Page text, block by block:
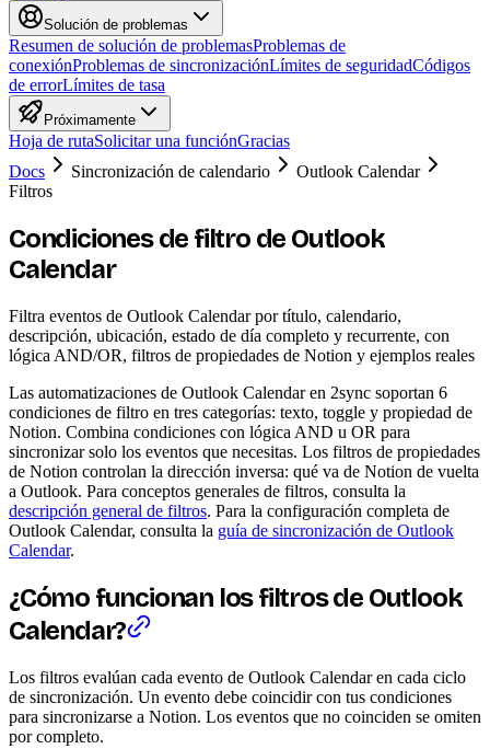
Solución de problemas
Resumen de solución de problemasProblemas de
conexiónProblemas de sincronizaciónLímites de seguridadCódigos
de errorLímites de tasa
Próximamente
Hoja de rutaSolicitar una funciónGracias
Docs
Sincronización de calendario
Outlook Calendar
Filtros
Condiciones de filtro de Outlook
Calendar
Filtra eventos de Outlook Calendar por título, calendario,
descripción, ubicación, estado de día completo y recurrente, con
lógica AND/OR, filtros de propiedades de Notion y ejemplos reales
Las automatizaciones de Outlook Calendar en 2sync soportan 6
condiciones de filtro en tres categorías: texto, toggle y propiedad de
Notion. Combina condiciones con lógica AND u OR para
sincronizar solo los eventos que necesitas. Los filtros de propiedades
de Notion controlan la dirección inversa: qué va de Notion de vuelta
a Outlook. Para conceptos generales de filtros, consulta la
descripción general de filtros. Para la configuración completa de
Outlook Calendar, consulta la guía de sincronización de Outlook
Calendar.
¿Cómo funcionan los filtros de Outlook
Calendar?
Los filtros evalúan cada evento de Outlook Calendar en cada ciclo
de sincronización. Un evento debe coincidir con tus condiciones
para sincronizarse a Notion. Los eventos que no coinciden se omiten
por completo.